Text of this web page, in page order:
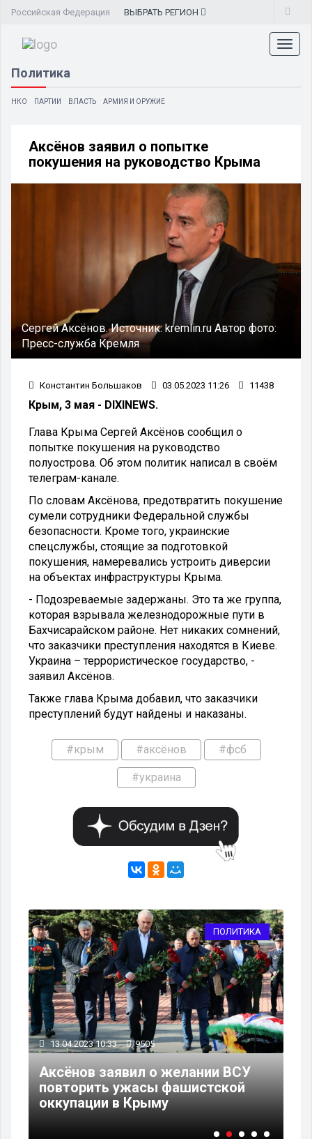
Российская Федерация ВЫБРАТЬ РЕГИОН
Политика
НКО ПАРТИИ ВЛАСТЬ АРМИЯ И ОРУЖИЕ
Аксёнов заявил о попытке
покушения на руководство Крыма
Сергей Аксёнов.Источник:kremlin.ru Автор фото:
Пресс-служба Кремля
Константин Большаков 03.05.2023 11:26 11438
Крым, 3 мая - DIXINEWS.
Глава Крыма Сергей Аксёнов сообщил о
попытке покушения на руководство
полуострова. Об этом политик написал в своём
телеграм-канале.
По словам Аксёнова, предотвратить покушение
сумели сотрудники Федеральной службы
безопасности. Кроме того, украинские
спецслужбы, стоящие за подготовкой
покушения, намеревались устроить диверсии
на объектах инфраструктуры Крыма.
- Подозреваемые задержаны. Это та же группа,
которая взрывала железнодорожные пути в
Бахчисарайском районе. Нет никаких сомнений,
что заказчики преступления находятся в Киеве.
Украина – террористическое государство, -
заявил Аксёнов.
Также глава Крыма добавил, что заказчики
преступлений будут найдены и наказаны.
#крым #аксёнов #фсб
#украина
ПОЛИТИКА
13.04.2023 10:33 9505
Аксёнов заявил о желании ВСУ
повторить ужасы фашистской
оккупации в Крыму